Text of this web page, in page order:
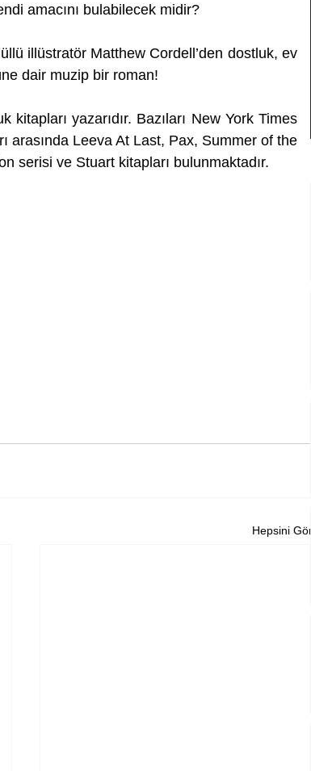
amacını bulabilecek midir?
illüstratör Matthew Cordell’den dostluk, ev
dair muzip bir roman!
kitapları yazarıdır. Bazıları New York Times
arasında Leeva At Last, Pax, Summer of the
serisi ve Stuart kitapları bulunmaktadır.
Hepsini Gör